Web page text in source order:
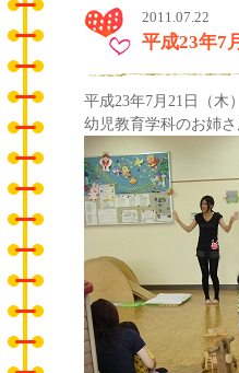
2011.07.22
平成23年7
平成23年7月21日（木）
幼児教育学科のお姉